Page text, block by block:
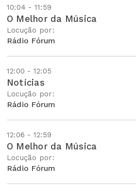
10:04 - 11:59
O Melhor da Música
Locução por:
Rádio Fórum
12:00 - 12:05
Notícias
Locução por:
Rádio Fórum
12:06 - 12:59
O Melhor da Música
Locução por:
Rádio Fórum